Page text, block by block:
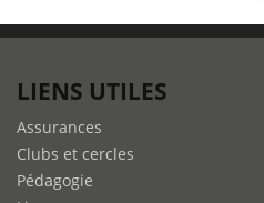
LIENS UTILES
Assurances
Clubs et cercles
Pédagogie